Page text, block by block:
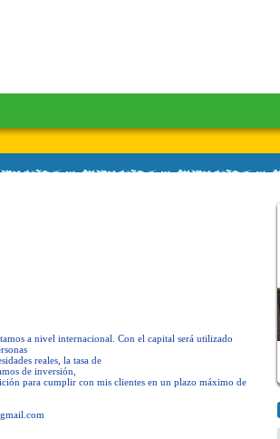
a nivel internacional. Con el capital será utilizado
reales, la tasa de
de inversión,
para cumplir con mis clientes en un plazo máximo de